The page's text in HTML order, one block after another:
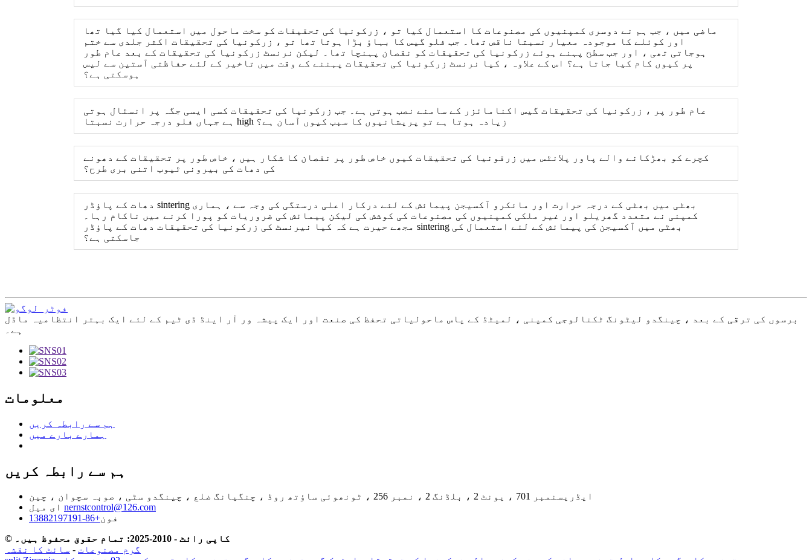
ماضی میں ، جب ہم نے دوسری کمپنیوں کی مصنوعات کا استعمال کیا تو ، زرکونیا کی تحقیقات کو سخت ماحول میں استعمال کیا گیا تھا
اور کوئلے کا موجودہ معیار نسبتا ناقص تھا۔ جب فلو گیس کا بہاؤ بڑا ہوتا تھا تو ، زرکونیا کی تحقیقات اکثر جلدی سے ختم
ہوجاتی تھی ، اور جب سطح پہنے ہوئے زرکونیا کی تحقیقات کو نقصان پہنچا تھا۔ لیکن نرنسٹ زرکونیا کی تحقیقات کے بعد عام طور
پر کیوں کام کیا جاتا ہے؟ اس کے علاوہ ، کیا نرنسٹ زرکونیا کی تحقیقات پہننے کے وقت میں تاخیر کے لئے حفاظتی آستین سے لیس
ہوسکتی ہے؟
عام طور پر ، زرکونیا کی تحقیقات گیس اکنامائزر کے سامنے نصب ہوتی ہے۔ جب زرکونیا کی تحقیقات کسی ایسی جگہ پر انسٹال ہوتی
ہے جہاں فلو درجہ حرارت نسبتا high زیادہ ہوتا ہے تو پریشانیوں کا سبب کیوں آسان ہے؟
کچرے کو بھڑکانے والے پاور پلانٹس میں زرقونیا کی تحقیقات کیوں خاص طور پر نقصان کا شکار ہیں ، خاص طور پر تحقیقات کے دھونے
کی دھات کی بیرونی ٹیوب اتنی بری طرح؟
دھات کے پاؤڈر sintering بھٹی میں بھٹی کے درجہ حرارت اور مائکرو آکسیجن پیمائش کے لئے درکار اعلی درستگی کی وجہ سے ، ہماری
کمپنی نے متعدد گھریلو اور غیر ملکی کمپنیوں کی مصنوعات کی کوشش کی لیکن پیمائش کی ضروریات کو پورا کرنے میں ناکام رہا۔
مجھے حیرت ہے کہ کیا نیرنسٹ کی زرکونیا کی تحقیقات دھات کے پاؤڈر sintering بھٹی میں آکسیجن کی پیمائش کے لئے استعمال کی
جاسکتی ہے؟
برسوں کی ترقی کے بعد ، چینگدو لیٹونگ ٹکنالوجی کمپنی ، لمیٹڈ کے پاس ماحولیاتی تحفظ کی صنعت اور ایک پیشہ ور آر اینڈ ڈی ٹیم کے لئے ایک بہتر انتظامیہ ماڈل
ہے۔
معلومات
ہم سے رابطہ کریں
ہمارے بارے میں
ہم سے رابطہ کریں
ایڈریسنمبر 701 ، یونٹ 2 ، بلڈنگ 2 ، نمبر 256 ، ٹونھوئی ساؤتھ روڈ ، چنگیانگ ضلع ، چینگدو سٹی ، صوبہ سچوان ، چین
ای میل nernstcontrol@126.com
فون+86-13882197191
© کاپی رائٹ - 2010-2025: تمام حقوق محفوظ ہیں۔
گرم مصنوعات - سائٹ کا نقشہ